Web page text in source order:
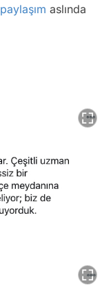
paylaşım aslında